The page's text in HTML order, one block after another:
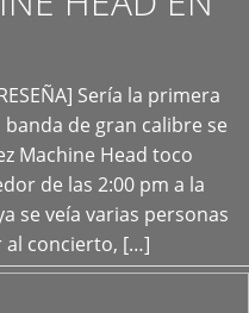
Sería la primera
de gran calibre se
Machine Head toco
de las 2:00 pm a la
se veía varias personas
al concierto, […]